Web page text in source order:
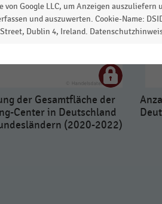
der Gesamtfläche der
Center in Deutschland
(2020-2022)
von Google LLC, um Anzeigen
und auszuwerten. Cookie-Name:
Street, Dublin 4, Ireland.